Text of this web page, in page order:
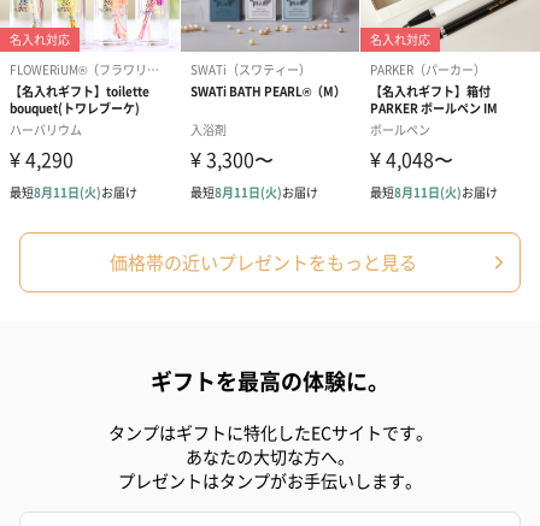
プリザーブドフラワー
ブーケ（ピンク）
（2,580円）
プリザーブドフラワー
ブーケ（ブルー）
（2,580円）
アミュレット
ク）（1,500円
ぬいぐるみ
誕生日・記念日・出産祝いなどのシーンにおすすめです。
フラワーテディベア
（2,390円）
テディベア（バニラ）
（1,760円）
ル）（1,760円
価格帯の近いプレゼントをもっと見る
ギフトを最高の体験に。
タンプはギフトに特化したECサイトです。
あなたの大切な方へ。
プレゼントはタンプがお手伝いします。